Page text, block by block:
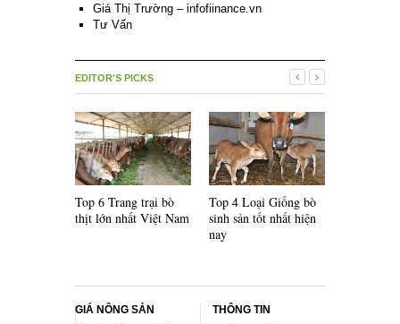
Giá Thị Trường – infofiinance.vn
Tư Vấn
EDITOR'S PICKS
Top 6 Trang trại bò
thịt lớn nhất Việt Nam
Top 4 Loại Giống bò
sinh sản tốt nhất hiện
nay
GIÁ NÔNG SẢN THÔNG TIN